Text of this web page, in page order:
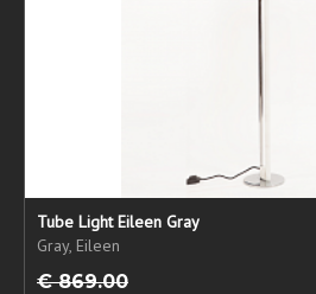
Tube Light Eileen Gray
Gray, Eileen
€ 869.00